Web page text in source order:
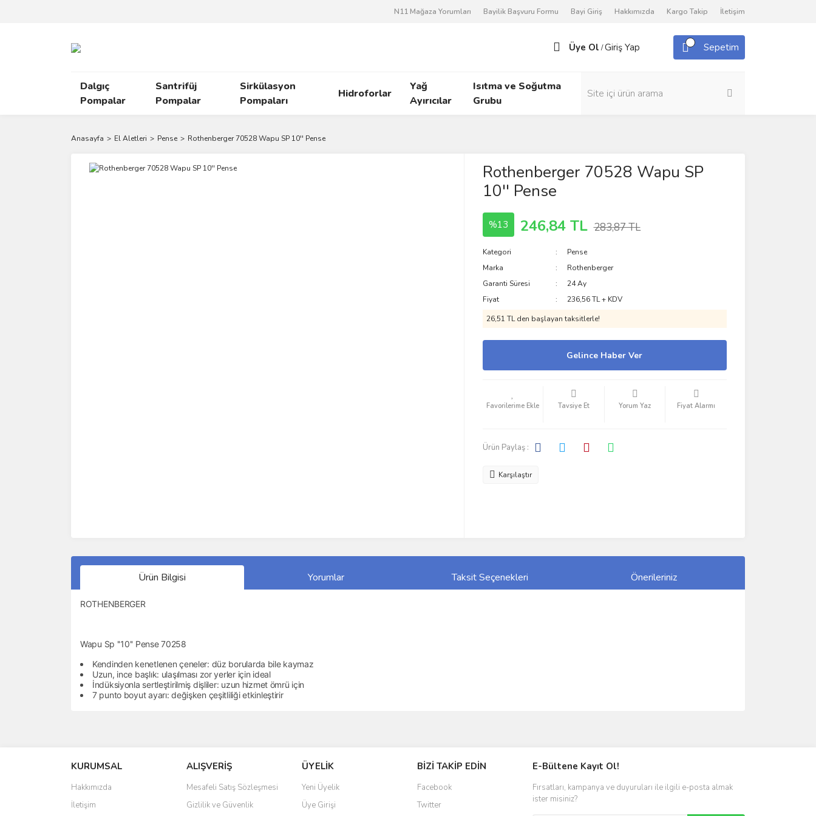
N11 Mağaza Yorumları Bayilik Başvuru Formu Bayi Giriş Hakkımızda Kargo Takip İletişim
Üye Ol /Giriş Yap Sepetim
Dalgıç
Pompalar
Santrifüj
Pompalar
Sirkülasyon
Pompaları
Hidroforlar
Yağ
Ayırıcılar
Isıtma ve Soğutma
Grubu
Anasayfa El Aletleri Pense Rothenberger 70528 Wapu SP 10'' Pense
Rothenberger 70528 Wapu SP
10'' Pense
%13 246,84 TL 283,87 TL
Kategori
Pense
Marka
Rothenberger
Garanti Süresi
24 Ay
Fiyat
236,56 TL + KDV
26,51 TL den başlayan taksitlerle!
Gelince Haber Ver
Tavsiye Et Yorum Yaz Fiyat Alarmı
Ürün Paylaş :
Karşılaştır
Ürün Bilgisi Yorumlar Taksit Seçenekleri Önerileriniz
ROTHENBERGER
Wapu Sp ''10'' Pense 70258
Kendinden kenetlenen çeneler: düz borularda bile kaymaz
Uzun, ince başlık: ulaşılması zor yerler için ideal
İndüksiyonla sertleştirilmiş dişliler: uzun hizmet ömrü için
7 punto boyut ayarı: değişken çeşitliliği etkinleştirir
Ürün resmi kalitesiz, bozuk veya görüntülenemiyor.
Ürün açıklamasında eksik bilgiler bulunuyor.
Ürün bilgilerinde hatalar bulunuyor.
KURUMSAL
Hakkımızda
İletişim
ALIŞVERİŞ
Mesafeli Satış Sözleşmesi
Gizlilik ve Güvenlik
ÜYELİK
Yeni Üyelik
Üye Girişi
BİZİ TAKİP EDİN
Facebook
Twitter
E-Bültene Kayıt Ol!
Fırsatları, kampanya ve duyuruları ile ilgili e-posta almak
ister misiniz?